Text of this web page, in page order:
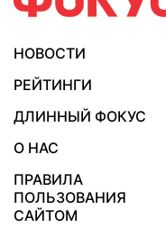
НОВОСТИ
РЕЙТИНГИ
ДЛИННЫЙ ФОКУС
О НАС
ПРАВИЛА
ПОЛЬЗОВАНИЯ
САЙТОМ